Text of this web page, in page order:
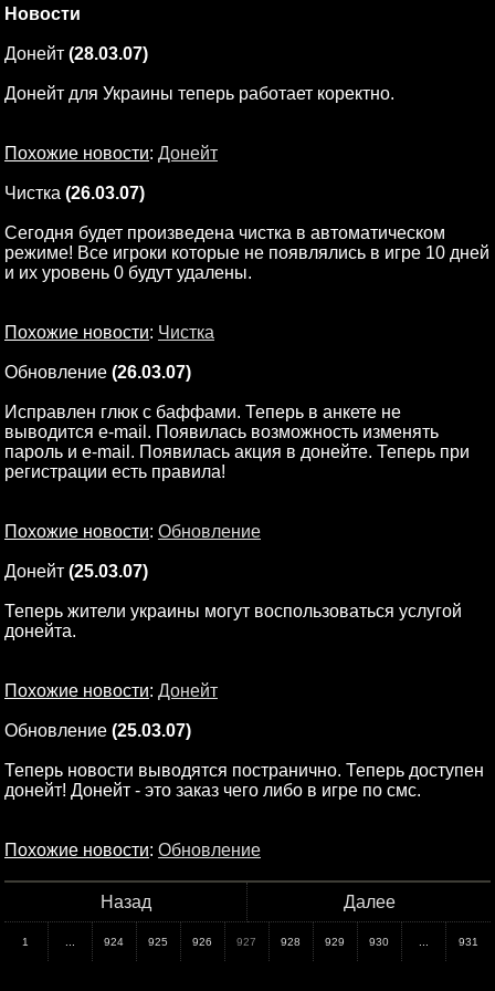
Новости
Донейт (28.03.07)
Донейт для Украины теперь работает коректно.
Похожие новости: Донейт
Чистка (26.03.07)
Сегодня будет произведена чистка в автоматическом
режиме! Все игроки которые не появлялись в игре 10 дней
и их уровень 0 будут удалены.
Похожие новости: Чистка
Обновление (26.03.07)
Исправлен глюк с баффами. Теперь в анкете не
выводится e-mail. Появилась возможность изменять
пароль и e-mail. Появилась акция в донейте. Теперь при
регистрации есть правила!
Похожие новости: Обновление
Донейт (25.03.07)
Теперь жители украины могут воспользоваться услугой
донейта.
Похожие новости: Донейт
Обновление (25.03.07)
Теперь новости выводятся постранично. Теперь доступен
донейт! Донейт - это заказ чего либо в игре по смс.
Похожие новости: Обновление
Назад Далее
1 924 925 926 927 928 929 930 931